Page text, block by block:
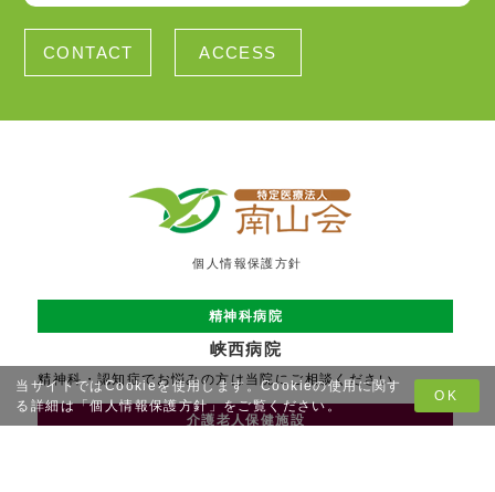
当サイトではCookieを使用します。Cookieの使用に関す
る詳細は「個人情報保護方針」をご覧ください。
OK
CONTACT ACCESS
個人情報保護方針
精神科病院
峡西病院
精神科・認知症でお悩みの方は当院にご相談ください
介護老人保健施設